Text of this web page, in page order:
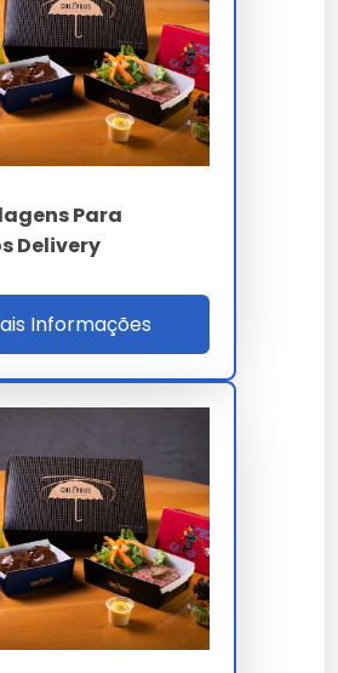
redes franqueadas ESG
Packaging, Burger King
e dark kitchens
o comprador valida ensaio
3, compostabilidade TÜV OK
iFood Sustainable, MTBF
cobre ISO 9001, 14001, 17025,
CoC, capacidade 80 t/mês,
105 e RoHS 3. O ROI 14%
taxa carbono, 22%
millennial.
ESPECIFICAÇÃO
PLA ou kraft FSC ou
SCG
180d ASTM D6400 ISO
Para
Delivery
Informações